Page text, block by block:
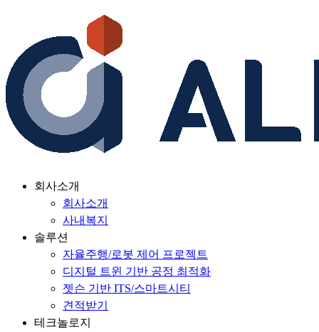
회사소개
회사소개
사내복지
솔루션
자율주행/로봇 제어 프로젝트
디지털 트윈 기반 공정 최적화
젯슨 기반 ITS/스마트시티
견적받기
테크놀로지